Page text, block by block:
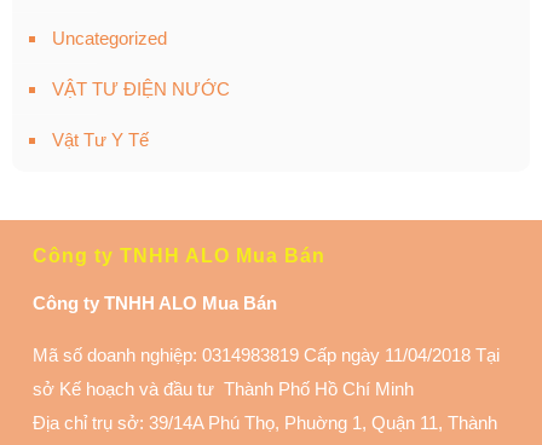
Uncategorized
VẬT TƯ ĐIỆN NƯỚC
Vật Tư Y Tế
Công ty TNHH ALO Mua Bán
Công ty TNHH ALO Mua Bán
Mã số doanh nghiệp: 0314983819 Cấp ngày 11/04/2018 Tại
sở Kế hoạch và đầu tư Thành Phố Hồ Chí Minh
Địa chỉ trụ sở: 39/14A Phú Thọ, Phuờng 1, Quận 11, Thành